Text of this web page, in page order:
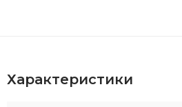
Характеристики